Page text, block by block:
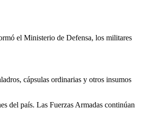
el Ministerio de Defensa, los militares
cápsulas ordinarias y otros insumos
del país. Las Fuerzas Armadas continúan